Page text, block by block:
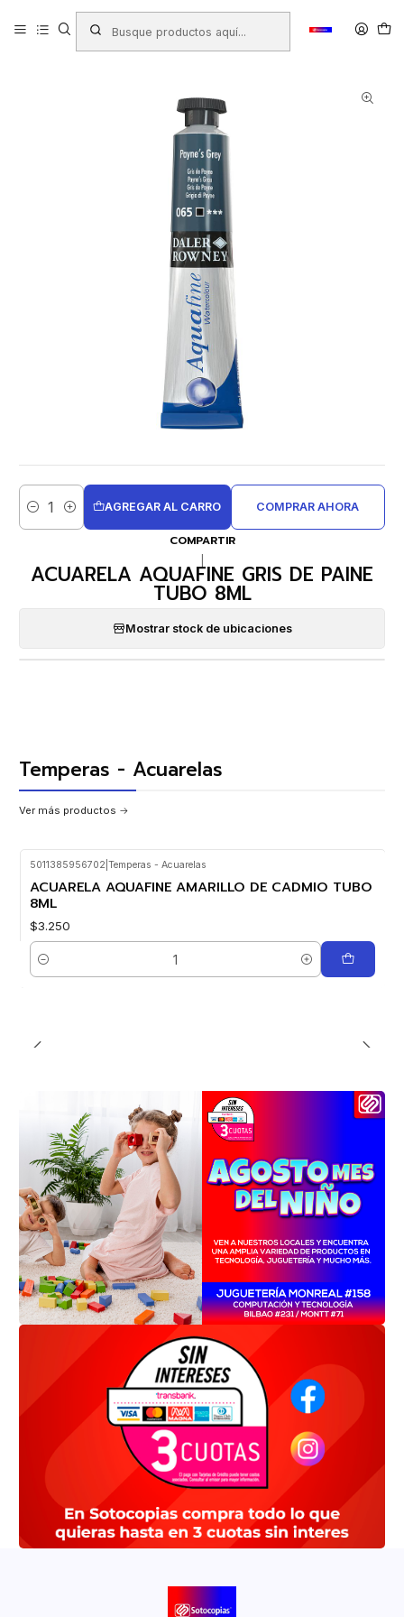
Productos LIBRERIA Arte Temperas - Acuarelas
ACUARELA AQUAFINE GRIS DE PAINE TUBO 8ML
Cantidad
AGREGAR AL CARRO COMPRAR AHORA
COMPARTIR
ACUARELA AQUAFINE GRIS DE PAINE
TUBO 8ML
Mostrar stock de ubicaciones
Temperas - Acuarelas
Ver más productos
5011385956702 Temperas - Acuarelas
ACUARELA AQUAFINE AMARILLO DE CADMIO TUBO
8ML
$3.250
Cantidad